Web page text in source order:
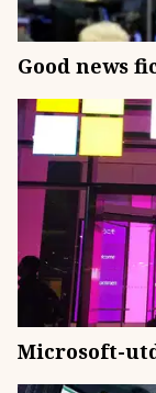
Good news
Microsoft-